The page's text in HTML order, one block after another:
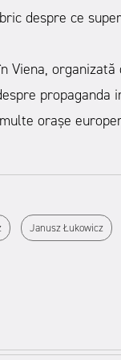
despre ce
Viena,
orașe
Janusz Łukowicz